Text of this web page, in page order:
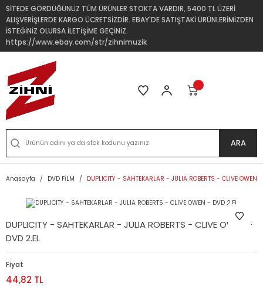
SİTEDE GÖRDÜĞÜNÜZ TÜM ÜRÜNLER STOKTA VARDIR, 5400 TL ÜZERİ
ALIŞVERİŞLERDE KARGO ÜCRETSİZDİR. EBAY'DE SATIŞTAKİ ÜRÜNLERİMİZDEN
İSTEĞİNİZ OLURSA İLETİŞİME GEÇİNİZ.
https://www.ebay.com/str/zihnimuzik
ARA
Anasayfa DVD FİLM DUPLICITY - SAHTEKARLAR - JULIA ROBERTS - CLIVE OWEN
DUPLICITY - SAHTEKARLAR - JULIA ROBERTS - CLIVE OWEN -
DVD 2.EL
Fiyat
44,82 TL